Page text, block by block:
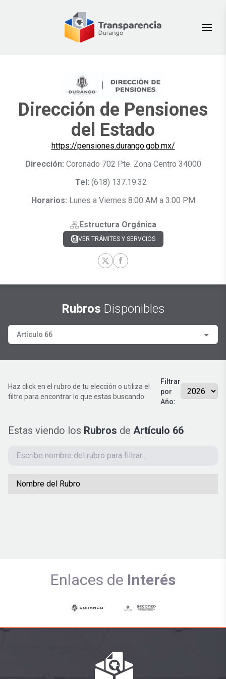
Dirección de Pensiones
del Estado
https://pensiones.durango.gob.mx/
Dirección: Coronado 702 Pte. Zona Centro 34000
Tel: (618) 137.19.32
Horarios: Lunes a Viernes 8:00 AM a 3:00 PM
Estructura Orgánica
VER TRÁMITES Y SERVCIOS
Rubros Disponibles
Artículo 66
Haz click en el rubro de tu elección o utiliza el
filtro para encontrar lo que estas buscando:
Filtrar
por
Año:
Estas viendo los Rubros de Artículo 66
Nombre del Rubro
Enlaces de Interés